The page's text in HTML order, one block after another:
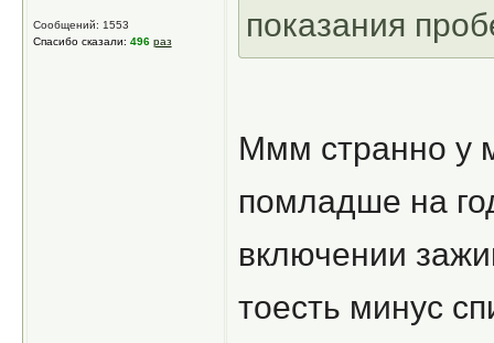
Сообщений: 1553
Спасибо сказали: 496 раз
показания
Ммм странно у
помладше на
включении
тоесть минус